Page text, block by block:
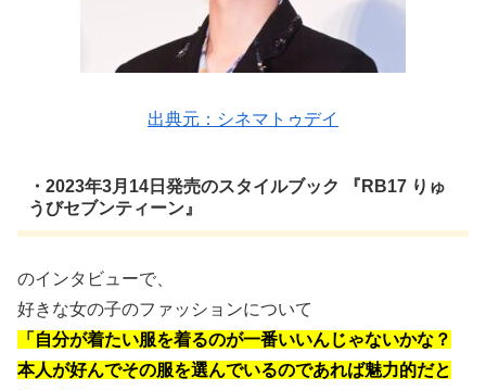
出典元：シネマトゥデイ
・2023年3月14日発売のスタイルブック 『RB17 りゅ
うびセブンティーン』
のインタビューで、
好きな女の子のファッションについて
「自分が着たい服を着るのが一番いいんじゃないかな？
本人が好んでその服を選んでいるのであれば魅力的だと